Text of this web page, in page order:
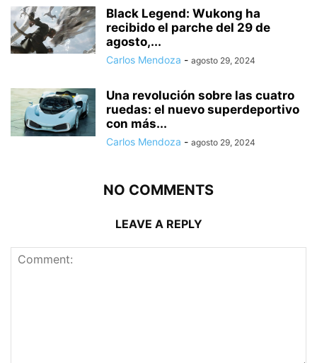
Black Legend: Wukong ha
recibido el parche del 29 de
agosto,...
Carlos Mendoza - agosto 29, 2024
Una revolución sobre las cuatro
ruedas: el nuevo superdeportivo
con más...
Carlos Mendoza - agosto 29, 2024
NO COMMENTS
LEAVE A REPLY